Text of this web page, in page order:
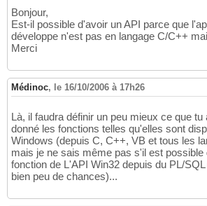
Bonjour,
Est-il possible d'avoir un API parce que
développe n'est pas en langage C/C++
Merci
Médinoc, le 16/10/2006 à 17h26
Là, il faudra définir un peu mieux ce que
donné les fonctions telles qu'elles sont
Windows (depuis C, C++, VB et tous les
mais je ne sais même pas s'il est possible
fonction de L'API Win32 depuis du PL/
bien peu de chances)...